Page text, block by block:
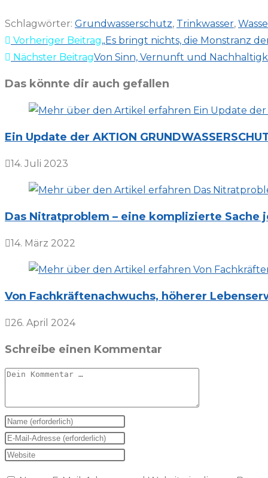
Schlagwörter: Grundwasserschutz, Trinkwasser,
Weitere
Artikel
Vorheriger Beitrag„Es bringt nichts, die Monstranz
Nächster BeitragVon Sinn, Vernunft und
Das könnte dir auch gefallen
Ein Update der AKTION
14. Juli 2023
Das Nitratproblem – eine komplizierte Sache
14. März 2022
Von Fachkräftenachwuchs, höherer
26. April 2024
Schreibe einen Kommentar
Kommentar
Gib
deinen
Namen
Gib
deine
Gib